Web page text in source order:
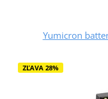
Yumicron
ZĽAVA 28%